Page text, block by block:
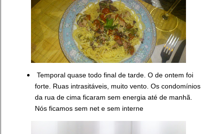
Temporal quase todo final de tarde. O de ontem foi
forte. Ruas intrasitáveis, muito vento. Os condomínios
da rua de cima ficaram sem energia até de manhã.
Nós ficamos sem net e sem interne